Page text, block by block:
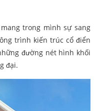
trong mình sự sang
trình kiến trúc cổ điển
đường nét hình khối
đại.